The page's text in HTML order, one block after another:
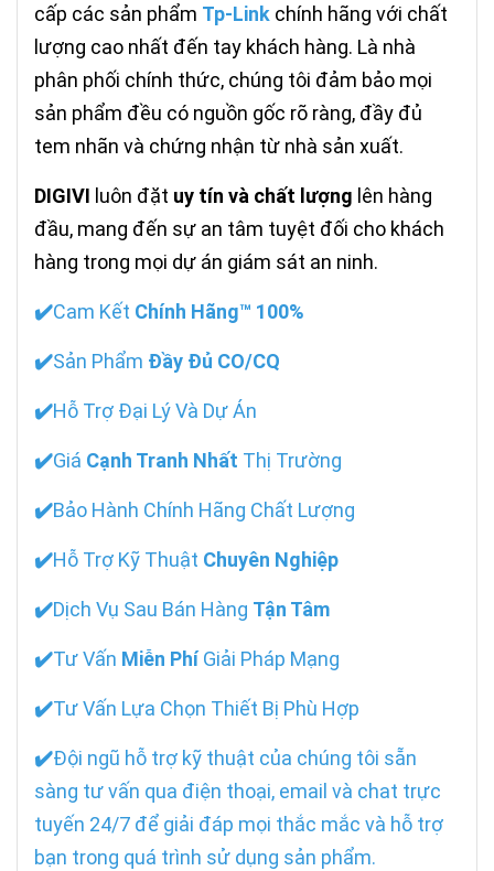
cấp các sản phẩm Tp-Link chính hãng với chất
lượng cao nhất đến tay khách hàng. Là nhà
phân phối chính thức, chúng tôi đảm bảo mọi
sản phẩm đều có nguồn gốc rõ ràng, đầy đủ
tem nhãn và chứng nhận từ nhà sản xuất.
DIGIVI luôn đặt uy tín và chất lượng lên hàng
đầu, mang đến sự an tâm tuyệt đối cho khách
hàng trong mọi dự án giám sát an ninh.
✔️Cam Kết Chính Hãng™ 100%
✔️Sản Phẩm Đầy Đủ CO/CQ
✔️Hỗ Trợ Đại Lý Và Dự Án
✔️Giá Cạnh Tranh Nhất Thị Trường
✔️Bảo Hành Chính Hãng Chất Lượng
✔️Hỗ Trợ Kỹ Thuật Chuyên Nghiệp
✔️Dịch Vụ Sau Bán Hàng Tận Tâm
✔️Tư Vấn Miễn PhíGiải Pháp Mạng
✔️Tư Vấn Lựa Chọn Thiết Bị Phù Hợp
✔️Đội ngũ hỗ trợ kỹ thuật của chúng tôi sẵn
sàng tư vấn qua điện thoại, email và chat trực
tuyến 24/7 để giải đáp mọi thắc mắc và hỗ trợ
bạn trong quá trình sử dụng sản phẩm.